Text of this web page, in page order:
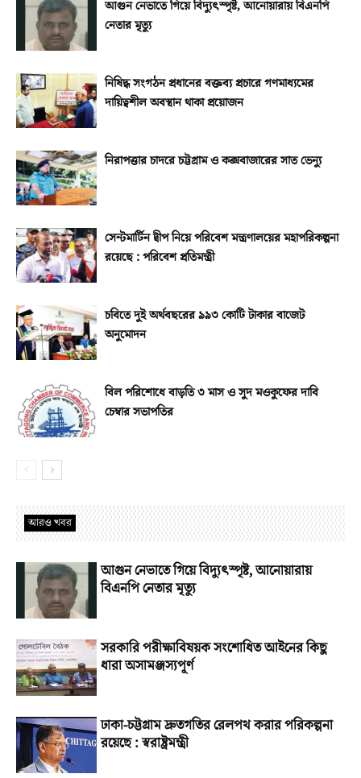
আগুন নেভাতে গিয়ে বিদ্যুৎস্পৃষ্ট, আনোয়ারায় বিএনপি
নেতার মৃত্যু
নিষিদ্ধ সংগঠন প্রধানের বক্তব্য প্রচারে গণমাধ্যমের
দায়িত্বশীল অবস্থান থাকা প্রয়োজন
নিরাপত্তার চাদরে চট্টগ্রাম ও কক্সবাজারের সাত ভেন্যু
সেন্টমার্টিন দ্বীপ নিয়ে পরিবেশ মন্ত্রণালয়ের মহাপরিকল্পনা
রয়েছে : পরিবেশ প্রতিমন্ত্রী
চবিতে দুই অর্থবছরের ৯৯৩ কোটি টাকার বাজেট
অনুমোদন
বিল পরিশোধে বাড়তি ৩ মাস ও সুদ মওকুফের দাবি
চেম্বার সভাপতির
আরও খবর
আগুন নেভাতে গিয়ে বিদ্যুৎস্পৃষ্ট, আনোয়ারায়
বিএনপি নেতার মৃত্যু
সরকারি পরীক্ষাবিষয়ক সংশোধিত আইনের কিছু
ধারা অসামঞ্জস্যপূর্ণ
ঢাকা-চট্টগ্রাম দ্রুতগতির রেলপথ করার পরিকল্পনা
রয়েছে : স্বরাষ্ট্রমন্ত্রী